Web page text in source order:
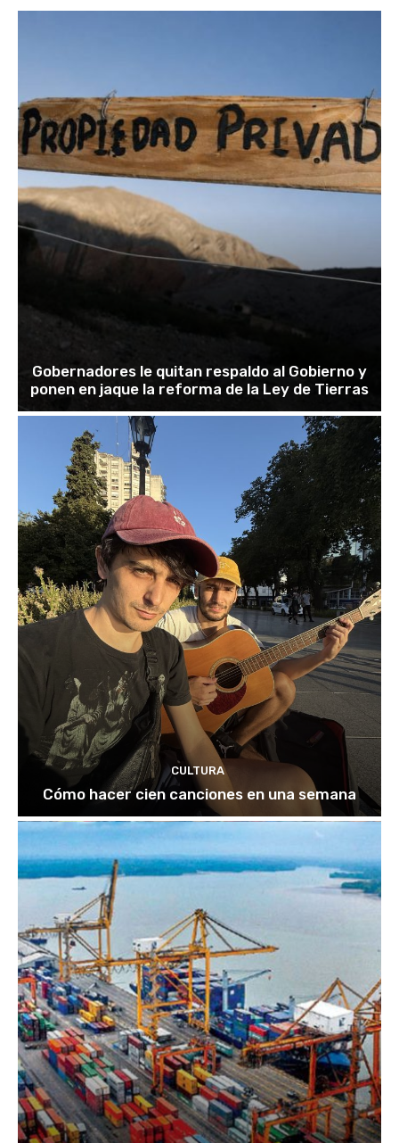
Gobernadores le quitan respaldo al Gobierno y
ponen en jaque la reforma de la Ley de Tierras
CULTURA
Cómo hacer cien canciones en una semana